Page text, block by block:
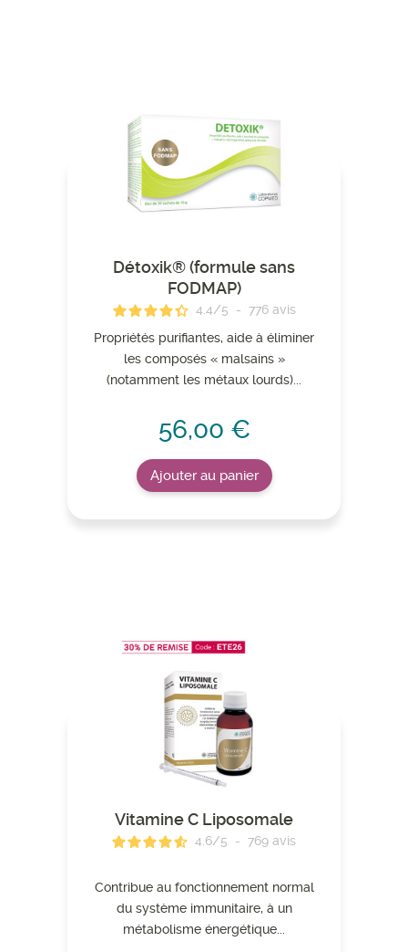
Détoxik® (formule sans
FODMAP)
4.4/5 - 776 avis
Propriétés purifiantes, aide à éliminer
les composés « malsains »
(notamment les métaux lourds)...
56,00 €
Ajouter au panier
Vitamine C Liposomale
4.6/5 - 769 avis
Contribue au fonctionnement normal
du système immunitaire, à un
métabolisme énergétique...